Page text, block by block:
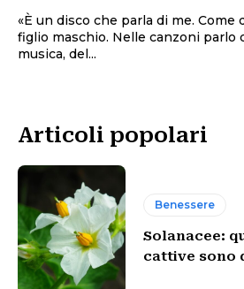
«È un disco che parla di me. Come
figlio maschio. Nelle canzoni parlo
musica, del...
Articoli popolari
Benessere
Solanacee:
cattive sono